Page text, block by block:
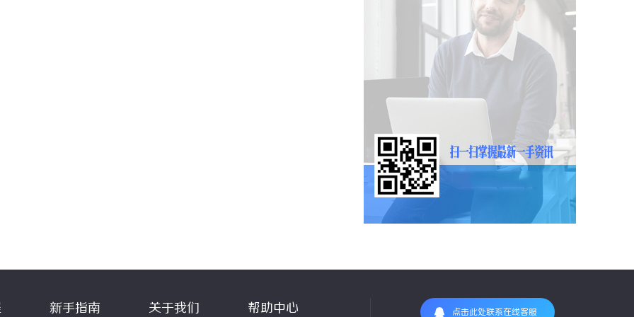
新手指南 关于我们 帮助中心 点击此处联系在线客服